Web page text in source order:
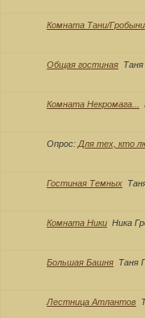
Комната Тани/Гробыни
Общая гостиная
Комната Некромага...
Опрос: Для тех, кто
Гостиная Темных
Комната Ники Ника
Большая Башня Таня
Лестница Атлантов